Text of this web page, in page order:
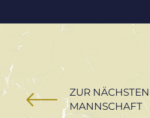
ZUR NÄCHSTEN
MANNSCHAFT